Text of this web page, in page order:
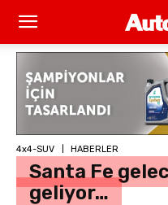
4x4-SUV HABERLER
Santa Fe
geliyor…